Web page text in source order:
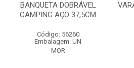
BANQUETA DOBRÁVEL
CAMPING AÇO 37,5CM
Código: 56260
Embalagem: UN
MOR